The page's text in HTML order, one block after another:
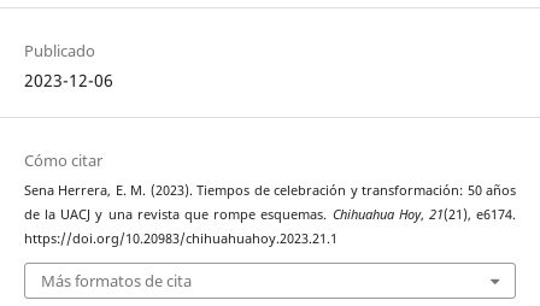
Publicado
2023-12-06
Cómo citar
Sena Herrera, E. M. (2023). Tiempos de celebración y transformación: 50 años
de la UACJ y una revista que rompe esquemas. Chihuahua Hoy, 21(21), e6174.
https://doi.org/10.20983/chihuahuahoy.2023.21.1
Más formatos de cita